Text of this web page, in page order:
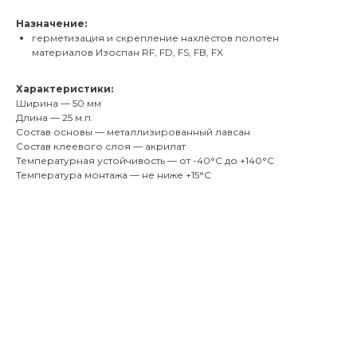
Назначение:
герметизация и скрепление нахлёстов полотен
материалов Изоспан RF, FD, FS, FB, FX
Характеристики:
Ширина — 50 мм
Длина — 25 м.п.
Состав основы — металлизированный лавсан
Состав клеевого слоя — акрилат
Температурная устойчивость — от -40°С до +140°С
Температура монтажа — не ниже +15°С